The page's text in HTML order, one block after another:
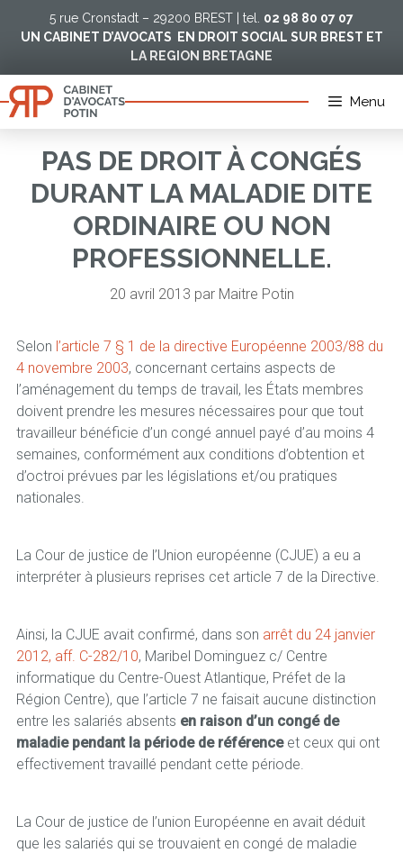
5 rue Cronstadt – 29200 BREST | tel. 02 98 80 07 07
UN CABINET D’AVOCATS EN DROIT SOCIAL SUR BREST ET
LA REGION BRETAGNE
Menu
PAS DE DROIT À CONGÉS
DURANT LA MALADIE DITE
ORDINAIRE OU NON
PROFESSIONNELLE.
20 avril 2013 par Maitre Potin
Selon l’article 7 § 1 de la directive Européenne 2003/88 du
4 novembre 2003, concernant certains aspects de
l’aménagement du temps de travail, les États membres
doivent prendre les mesures nécessaires pour que tout
travailleur bénéficie d’un congé annuel payé d’au moins 4
semaines, conformément aux conditions d’obtention et
d’octroi prévues par les législations et/ou pratiques
nationales.
La Cour de justice de l’Union européenne (CJUE) a eu a
interpréter à plusieurs reprises cet article 7 de la Directive.
Ainsi, la CJUE avait confirmé, dans son arrêt du 24 janvier
2012, aff. C-282/10, Maribel Dominguez c/ Centre
informatique du Centre-Ouest Atlantique, Préfet de la
Région Centre), que l’article 7 ne faisait aucune distinction
entre les salariés absents en raison d’un congé de
maladie pendant la période de référenceet ceux qui ont
effectivement travaillé pendant cette période.
La Cour de justice de l’union Européenne en avait déduit
que les salariés qui se trouvaient en congé de maladie